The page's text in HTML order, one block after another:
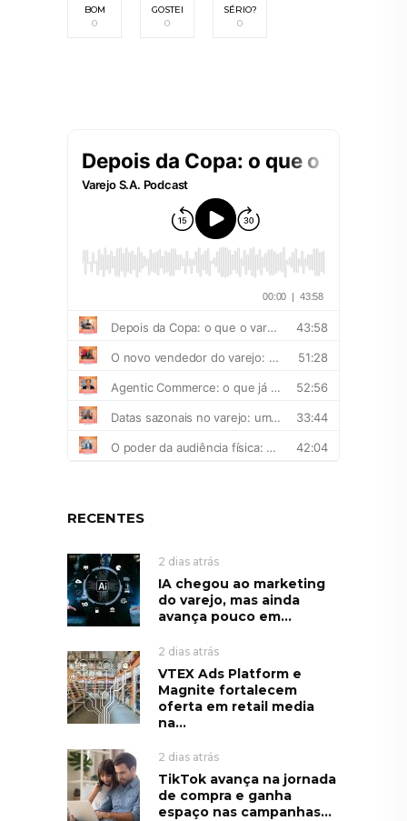
BOM
0
GOSTEI
0
SÉRIO?
0
RECENTES
2 dias atrás
IA chegou ao marketing
do varejo, mas ainda
avança pouco em...
2 dias atrás
VTEX Ads Platform e
Magnite fortalecem
oferta em retail media
na...
2 dias atrás
TikTok avança na jornada
de compra e ganha
espaço nas campanhas...